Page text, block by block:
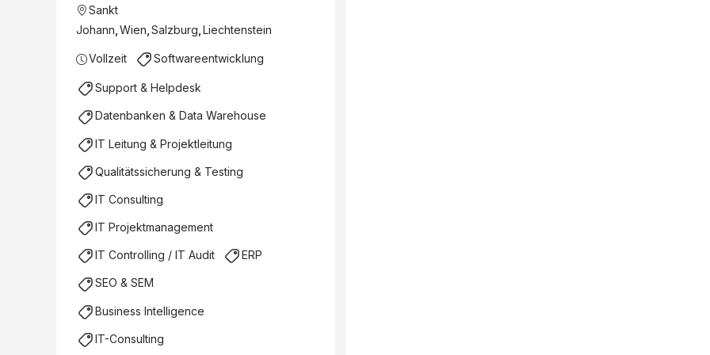
Sankt
Johann Wien Salzburg Liechtenstein
Vollzeit Softwareentwicklung
Support & Helpdesk
Datenbanken & Data Warehouse
IT Leitung & Projektleitung
Qualitätssicherung & Testing
IT Consulting
IT Projektmanagement
IT Controlling / IT Audit ERP
SEO & SEM
Business Intelligence
IT-Consulting